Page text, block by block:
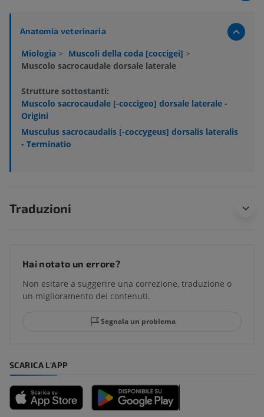
Anatomia veterinaria
Miologia > Muscoli della coda [coccigei] >
Muscolo sacrocaudale dorsale laterale
Strutture sottostanti:
Muscolo sacrocaudale [-coccigeo] dorsale laterale -
Origini
Musculus sacrocaudalis [-coccygeus] dorsalis lateralis
- Terminatio
Traduzioni
Hai notato un errore?
Non esitare a suggerire una correzione, traduzione o
un miglioramento dei contenuti.
Segnala un problema
SCARICA L'APP